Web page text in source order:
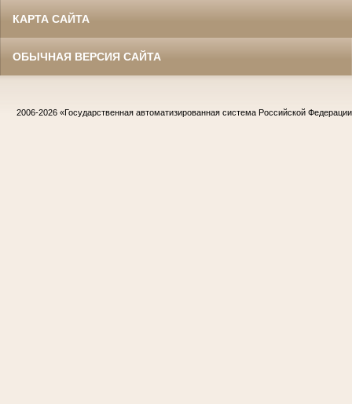
КАРТА САЙТА
ОБЫЧНАЯ ВЕРСИЯ САЙТА
2006-2026 «Государственная автоматизированная система Российской